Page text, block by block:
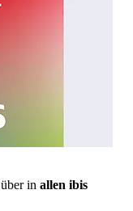
über in allen ibis